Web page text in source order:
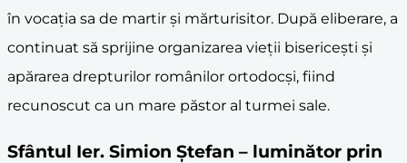
în vocația sa de martir și mărturisitor. După eliberare, a
continuat să sprijine organizarea vieții bisericești și
apărarea drepturilor românilor ortodocși, fiind
recunoscut ca un mare păstor al turmei sale.
Sfântul Ier. Simion Ștefan – luminător prin